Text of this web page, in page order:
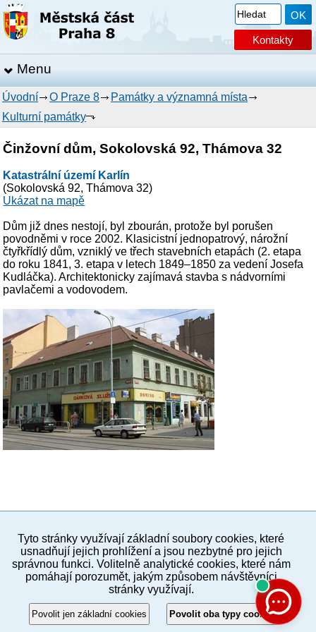
Kontakty
Menu
Úvodní O Praze 8
Památky a významná místa
Kulturní památky
Činžovní dům, Sokolovská 92, Thámova 32
Katastrální území Karlín
(Sokolovská 92, Thámova 32)
Ukázat na mapě
Dům již dnes nestojí, byl zbourán, protože byl porušen
povodněmi v roce 2002. Klasicistní jednopatrový, nárožní
čtyřkřídlý dům, vzniklý ve třech stavebních etapách (2. etapa
do roku 1841, 3. etapa v letech 1849–1850 za vedení Josefa
Kudláčka). Architektonicky zajímavá stavba s nádvorními
pavlačemi a vodovodem.
PC verze ENG
Povinné a praktické informace
© 2012–2019 MČ Praha 8
Tyto stránky využívají základní soubory cookies, které
usnadňují jejich prohlížení a jsou nezbytné pro jejich
správnou funkci. Volitelně analytické cookies, které nám
pomáhají porozumět, jakým způsobem návštěvníci
stránky využívají.
Povolit jen základní cookies Povolit oba typy cookies